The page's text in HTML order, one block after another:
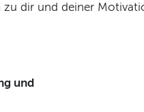
zu dir und deiner
und